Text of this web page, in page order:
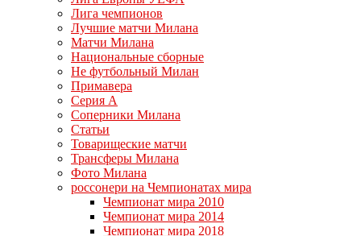
Лига чемпионов
Лучшие матчи Милана
Матчи Милана
Национальные сборные
Не футбольный Милан
Примавера
Серия А
Соперники Милана
Статьи
Товарищеские матчи
Трансферы Милана
Фото Милана
россонери на Чемпионатах мира
Чемпионат мира 2010
Чемпионат мира 2014
Чемпионат мира 2018